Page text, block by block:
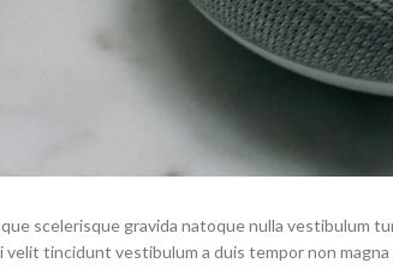
scelerisque gravida natoque nulla vestibulum
velit tincidunt vestibulum a duis tempor non